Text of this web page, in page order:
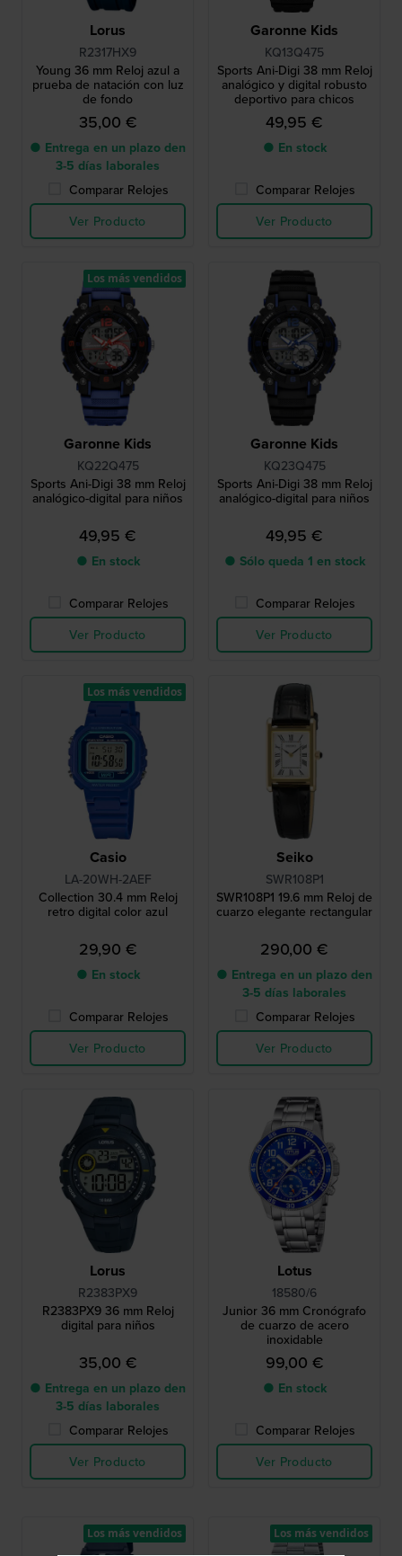
Lorus
R2317HX9
Young 36 mm Reloj azul a
prueba de natación con luz
de fondo
35,00 €
● Entrega en un plazo den
3-5 días laborales
Comparar Relojes
Ver Producto
Garonne Kids
KQ13Q475
Sports Ani-Digi 38 mm Reloj
analógico y digital robusto
deportivo para chicos
49,95 €
● En stock
Comparar Relojes
Ver Producto
Garonne Kids
KQ22Q475
Sports Ani-Digi 38 mm Reloj
analógico-digital para niños
49,95 €
● En stock
Comparar Relojes
Ver Producto
Los más vendidos
Garonne Kids
KQ23Q475
Sports Ani-Digi 38 mm Reloj
analógico-digital para niños
49,95 €
● Sólo queda 1 en stock
Comparar Relojes
Ver Producto
Casio
LA-20WH-2AEF
Collection 30.4 mm Reloj
retro digital color azul
29,90 €
● En stock
Comparar Relojes
Ver Producto
Los más vendidos
Seiko
SWR108P1
SWR108P1 19.6 mm Reloj de
cuarzo elegante rectangular
290,00 €
● Entrega en un plazo den
3-5 días laborales
Comparar Relojes
Ver Producto
Lorus
R2383PX9
R2383PX9 36 mm Reloj
digital para niños
35,00 €
● Entrega en un plazo den
3-5 días laborales
Comparar Relojes
Ver Producto
Lotus
18580/6
Junior 36 mm Cronógrafo
de cuarzo de acero
inoxidable
99,00 €
● En stock
Comparar Relojes
Ver Producto
Los más vendidos Los más vendidos